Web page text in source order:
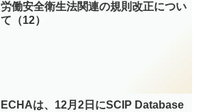
労働安全衛生法関連の規則改正につい
て（12）
ECHAは、12月2日にSCIP Database